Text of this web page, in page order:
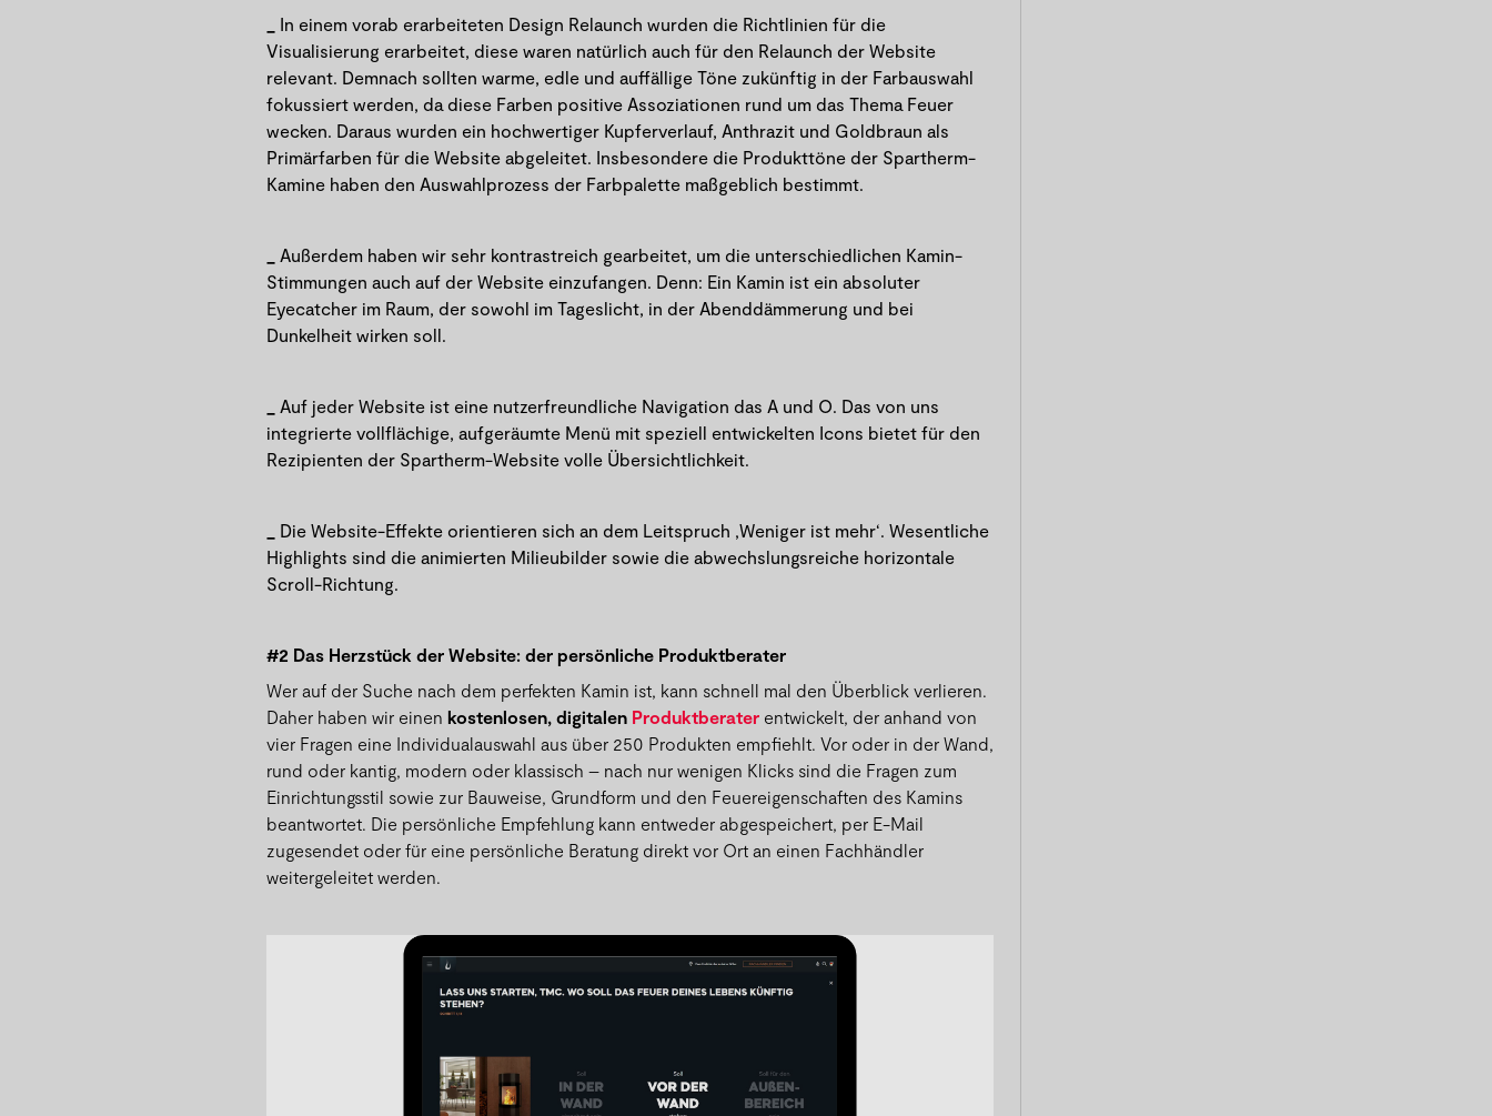
In einem vorab erarbeiteten Design Relaunch wurden die Richtlinien für die
Visualisierung erarbeitet, diese waren natürlich auch für den Relaunch der Website
relevant. Demnach sollten warme, edle und auffällige Töne zukünftig in der Farbauswahl
fokussiert werden, da diese Farben positive Assoziationen rund um das Thema Feuer
wecken. Daraus wurden ein hochwertiger Kupferverlauf, Anthrazit und Goldbraun als
Primärfarben für die Website abgeleitet. Insbesondere die Produkttöne der Spartherm-
Kamine haben den Auswahlprozess der Farbpalette maßgeblich bestimmt.
Außerdem haben wir sehr kontrastreich gearbeitet, um die unterschiedlichen Kamin-
Stimmungen auch auf der Website einzufangen. Denn: Ein Kamin ist ein absoluter
Eyecatcher im Raum, der sowohl im Tageslicht, in der Abenddämmerung und bei
Dunkelheit wirken soll.
Auf jeder Website ist eine nutzerfreundliche Navigation das A und O. Das von uns
integrierte vollflächige, aufgeräumte Menü mit speziell entwickelten Icons bietet für den
Rezipienten der Spartherm-Website volle Übersichtlichkeit.
Die Website-Effekte orientieren sich an dem Leitspruch ‚Weniger ist mehr‘. Wesentliche
Highlights sind die animierten Milieubilder sowie die abwechslungsreiche horizontale
Scroll-Richtung.
#2 Das Herzstück der Website: der persönliche Produktberater
Wer auf der Suche nach dem perfekten Kamin ist, kann schnell mal den Überblick verlieren.
Daher haben wir einen kostenlosen, digitalen Produktberater entwickelt, der anhand von
vier Fragen eine Individualauswahl aus über 250 Produkten empfiehlt. Vor oder in der Wand,
rund oder kantig, modern oder klassisch – nach nur wenigen Klicks sind die Fragen zum
Einrichtungsstil sowie zur Bauweise, Grundform und den Feuereigenschaften des Kamins
beantwortet. Die persönliche Empfehlung kann entweder abgespeichert, per E-Mail
zugesendet oder für eine persönliche Beratung direkt vor Ort an einen Fachhändler
weitergeleitet werden.